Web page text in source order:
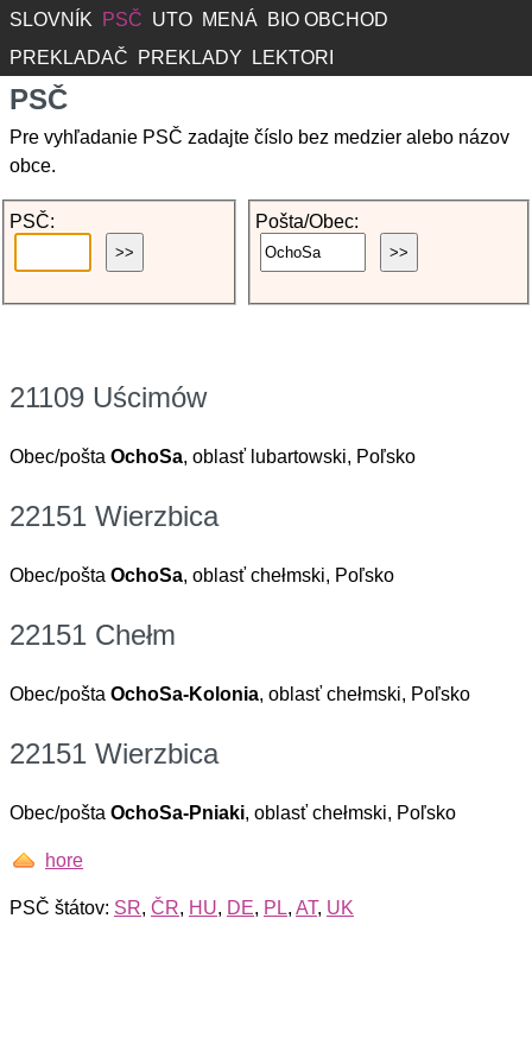
SLOVNÍK PSČ UTO MENÁ
BIO OBCHOD
PREKLADAČ
PREKLADY LEKTORI
PSČ
Pre vyhľadanie PSČ zadajte číslo bez medzier alebo názov
obce.
PSČ: Pošta/Obec:
21109 Uścimów
Obec/pošta OchoSa, oblasť lubartowski, Poľsko
22151 Wierzbica
Obec/pošta OchoSa, oblasť chełmski, Poľsko
22151 Chełm
Obec/pošta OchoSa-Kolonia, oblasť chełmski, Poľsko
22151 Wierzbica
Obec/pošta OchoSa-Pniaki, oblasť chełmski, Poľsko
hore
PSČ štátov: SR, ČR, HU, DE, PL, AT, UK